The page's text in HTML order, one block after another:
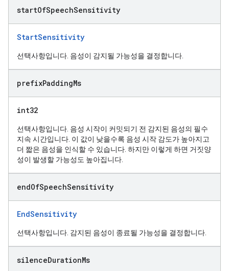
startOfSpeechSensitivity
StartSensitivity
선택사항입니다. 음성이 감지될 가능성을 결정합니다.
prefixPaddingMs
int32
선택사항입니다. 음성 시작이 커밋되기 전 감지된 음성의 필수
지속 시간입니다. 이 값이 낮을수록 음성 시작 감도가 높아지고
더 짧은 음성을 인식할 수 있습니다. 하지만 이렇게 하면 거짓양
성이 발생할 가능성도 높아집니다.
endOfSpeechSensitivity
EndSensitivity
선택사항입니다. 감지된 음성이 종료될 가능성을 결정합니다.
silenceDurationMs